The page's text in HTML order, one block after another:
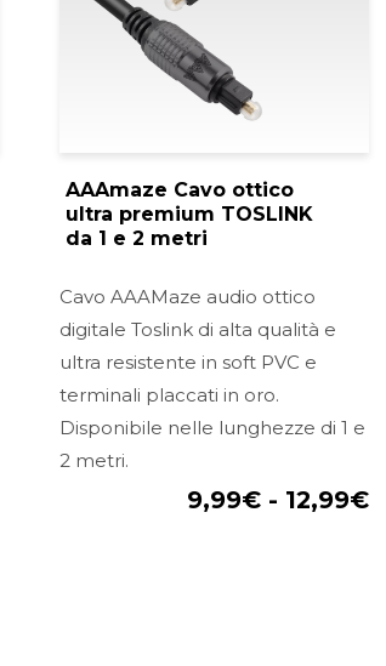
AAAmaze Cavo ottico
ultra premium TOSLINK
da 1 e 2 metri
Cavo AAAMaze audio ottico
digitale Toslink di alta qualità e
ultra resistente in soft PVC e
terminali placcati in oro.
Disponibile nelle lunghezze di 1 e
2 metri.
9,99€ - 12,99€